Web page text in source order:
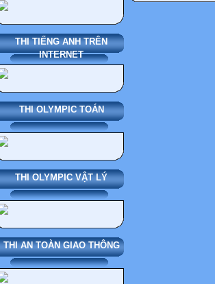
THI TIẾNG ANH TRÊN
INTERNET
THI OLYMPIC TOÁN
THI OLYMPIC VẬT LÝ
THI AN TOÀN GIAO THÔNG